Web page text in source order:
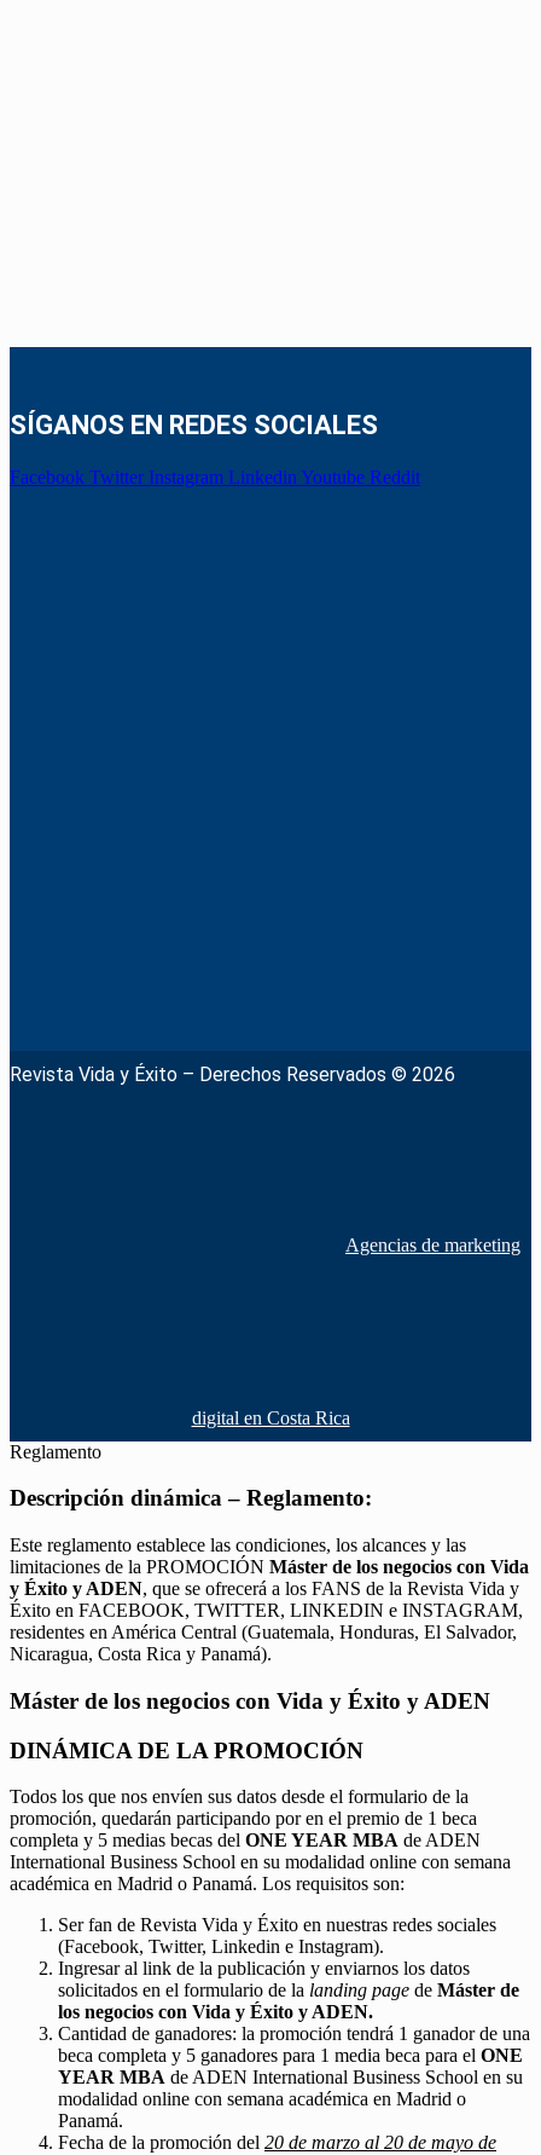
SÍGANOS EN REDES SOCIALES
Facebook Twitter Instagram Linkedin Youtube Reddit
Revista Vida y Éxito – Derechos Reservados © 2026
Agencias de marketing
digital en Costa Rica
Reglamento
Descripción dinámica – Reglamento:
Este reglamento establece las condiciones, los alcances y las
limitaciones de la PROMOCIÓN Máster de los negocios con Vida
y Éxito y ADEN, que se ofrecerá a los FANS de la Revista Vida y
Éxito en FACEBOOK, TWITTER, LINKEDIN e INSTAGRAM,
residentes en América Central (Guatemala, Honduras, El Salvador,
Nicaragua, Costa Rica y Panamá).
Máster de los negocios con Vida y Éxito y ADEN
DINÁMICA DE LA PROMOCIÓN
Todos los que nos envíen sus datos desde el formulario de la
promoción, quedarán participando por en el premio de 1 beca
completa y 5 medias becas del ONE YEAR MBA de ADEN
International Business School en su modalidad online con semana
académica en Madrid o Panamá. Los requisitos son:
Ser fan de Revista Vida y Éxito en nuestras redes sociales
(Facebook, Twitter, Linkedin e Instagram).
Ingresar al link de la publicación y enviarnos los datos
solicitados en el formulario de la landing page de Máster de
los negocios con Vida y Éxito y ADEN.
Cantidad de ganadores: la promoción tendrá 1 ganador de una
beca completa y 5 ganadores para 1 media beca para el ONE
YEAR MBA de ADEN International Business School en su
modalidad online con semana académica en Madrid o
Panamá.
Fecha de la promoción del 20 de marzo al 20 de mayo de